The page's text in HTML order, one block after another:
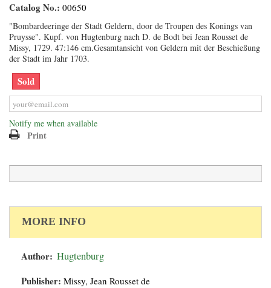
Catalog No.: 00650
"Bombardeeringe der Stadt Geldern, door de Troupen des Konings van
Pruysse". Kupf. von Hugtenburg nach D. de Bodt bei Jean Rousset de
Missy, 1729. 47:146 cm.Gesamtansicht von Geldern mit der Beschießung
der Stadt im Jahr 1703.
Sold
Notify me when available
Print
MORE INFO
Author: Hugtenburg
Publisher: Missy, Jean Rousset de